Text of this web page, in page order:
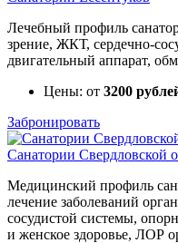
Лечебный профиль
зрение, ЖКТ, сердечно-
двигательный аппарат,
Цены: от 3200
Забронировать
Санатории Свердловской
Медицинский профиль
лечение заболеваний
сосудистой системы,
и женское здоровье, ЛОР